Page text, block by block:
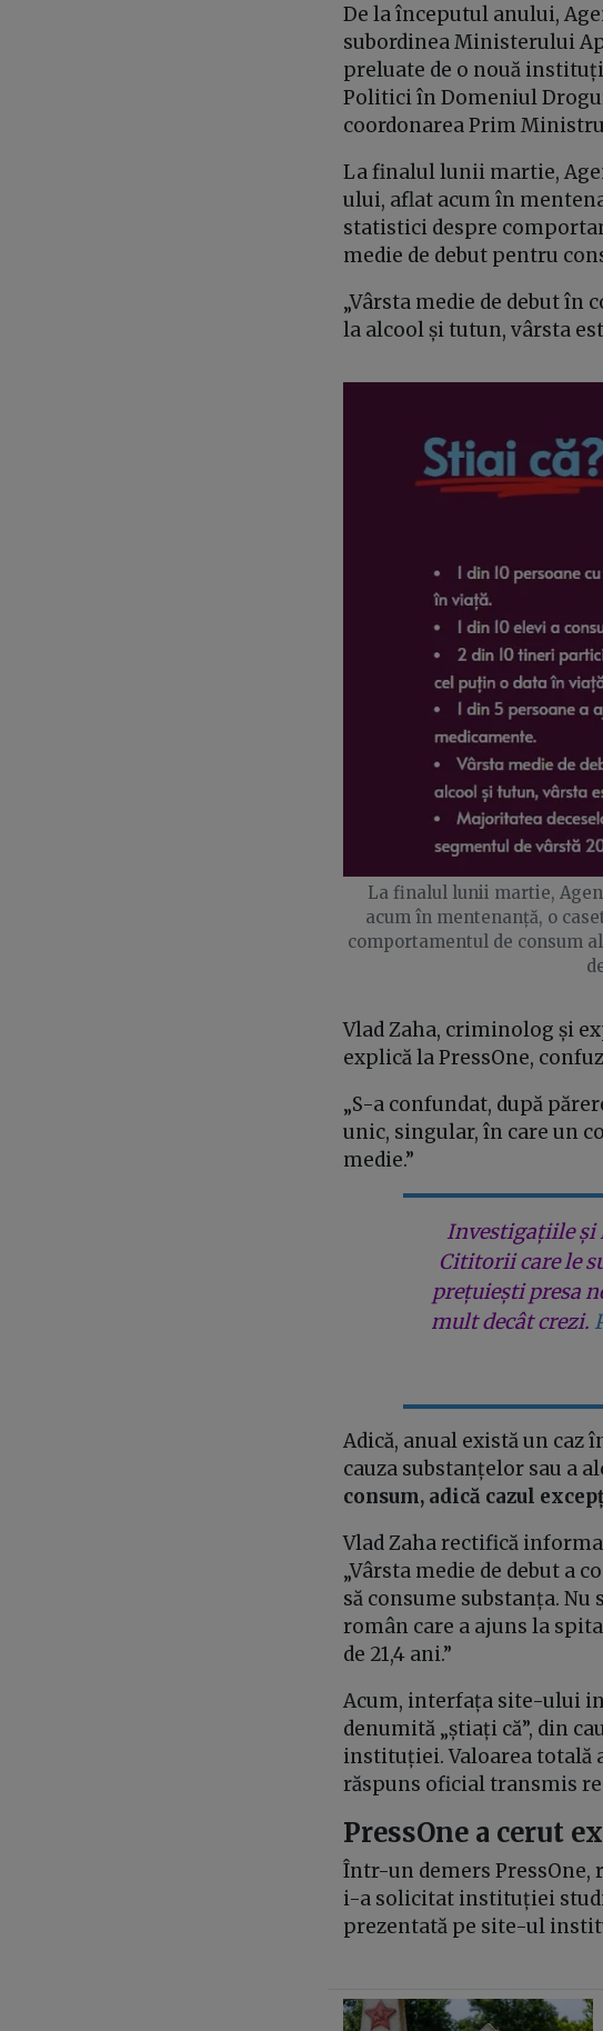
De la începutul anului,
subordinea Ministerului
preluate de o nouă
Politici în Domeniul
coordonarea Prim
La finalul lunii martie,
ului, aflat acum în
statistici despre
medie de debut pentru
„Vârsta medie de debut în
la alcool și tutun, vârsta
La finalul lunii martie,
acum în mentenanță, o
comportamentul de consum
Vlad Zaha, criminolog și
explică la PressOne,
„S-a confundat, după
unic, singular, în care un
medie.”
Investigațiile și
Cititorii care le
prețuiești presa
mult decât crezi.
Adică, anual există un caz
cauza substanțelor sau a
consum, adică cazul
Vlad Zaha rectifică
„Vârsta medie de debut a
să consume substanța. Nu
român care a ajuns la
de 21,4 ani.”
Acum, interfața site-ului
denumită „știați că”, din
instituției. Valoarea totală
răspuns oficial transmis
PressOne a cerut
Într-un demers
i-a solicitat instituției
prezentată pe site-ul